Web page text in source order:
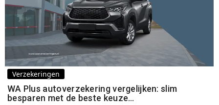
Verzekeringen
WA Plus autoverzekering vergelijken: slim
besparen met de beste keuze…